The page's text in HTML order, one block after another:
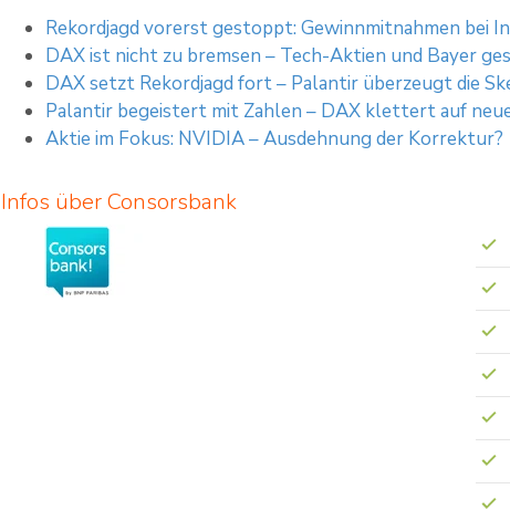
Rekordjagd vorerst gestoppt: Gewinnmitnahmen bei
DAX ist nicht zu bremsen – Tech-Aktien und Bayer
DAX setzt Rekordjagd fort – Palantir überzeugt die
Palantir begeistert mit Zahlen – DAX klettert auf
Aktie im Fokus: NVIDIA – Ausdehnung der Korrektur?
Infos über Consorsbank